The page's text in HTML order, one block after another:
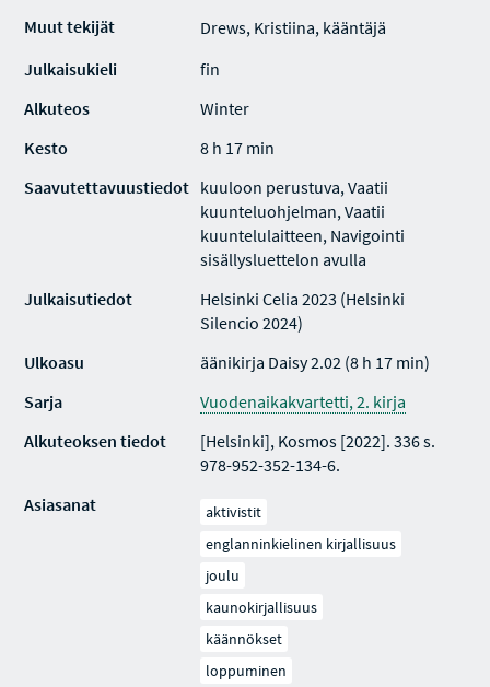
Muut tekijät
Drews, Kristiina, kääntäjä
Julkaisukieli
fin
Alkuteos
Winter
Kesto
8 h 17 min
Saavutettavuustiedot kuuloon perustuva, Vaatii
kuunteluohjelman, Vaatii
kuuntelulaitteen, Navigointi
sisällysluettelon avulla
Julkaisutiedot
Helsinki Celia 2023 (Helsinki
Silencio 2024)
Ulkoasu
äänikirja Daisy 2.02 (8 h 17 min)
Sarja
Vuodenaikakvartetti, 2. kirja
Alkuteoksen tiedot
[Helsinki], Kosmos [2022]. 336 s.
978-952-352-134-6.
Asiasanat
aktivistit
englanninkielinen kirjallisuus
joulu
kaunokirjallisuus
käännökset
loppuminen